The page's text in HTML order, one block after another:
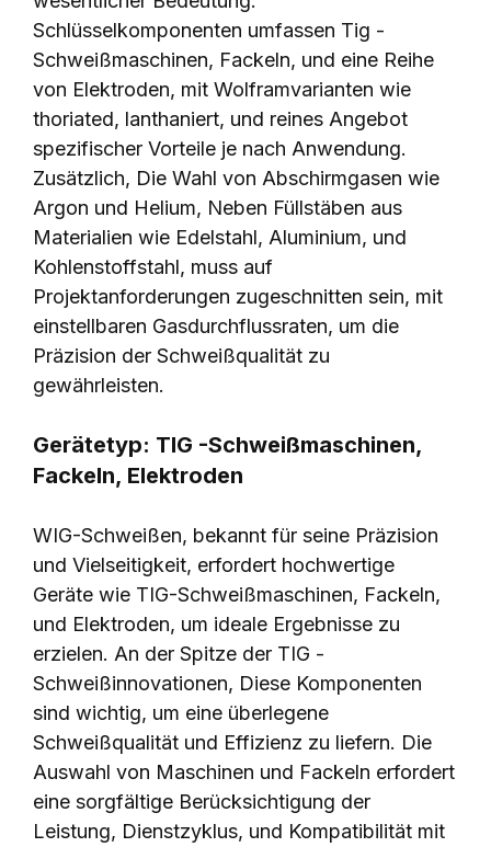
Schlüsselkomponenten umfassen Tig -
Schweißmaschinen, Fackeln, und eine Reihe
von Elektroden, mit Wolframvarianten wie
thoriated, lanthaniert, und reines Angebot
spezifischer Vorteile je nach Anwendung.
Zusätzlich, Die Wahl von Abschirmgasen wie
Argon und Helium, Neben Füllstäben aus
Materialien wie Edelstahl, Aluminium, und
Kohlenstoffstahl, muss auf
Projektanforderungen zugeschnitten sein, mit
einstellbaren Gasdurchflussraten, um die
Präzision der Schweißqualität zu
gewährleisten.
Gerätetyp: TIG -Schweißmaschinen,
Fackeln, Elektroden
WIG-Schweißen, bekannt für seine Präzision
und Vielseitigkeit, erfordert hochwertige
Geräte wie TIG-Schweißmaschinen, Fackeln,
und Elektroden, um ideale Ergebnisse zu
erzielen. An der Spitze der TIG -
Schweißinnovationen, Diese Komponenten
sind wichtig, um eine überlegene
Schweißqualität und Effizienz zu liefern. Die
Auswahl von Maschinen und Fackeln erfordert
eine sorgfältige Berücksichtigung der
Leistung, Dienstzyklus, und Kompatibilität mit